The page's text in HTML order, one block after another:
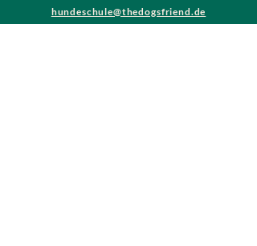
hundeschule@thedogsfriend.de